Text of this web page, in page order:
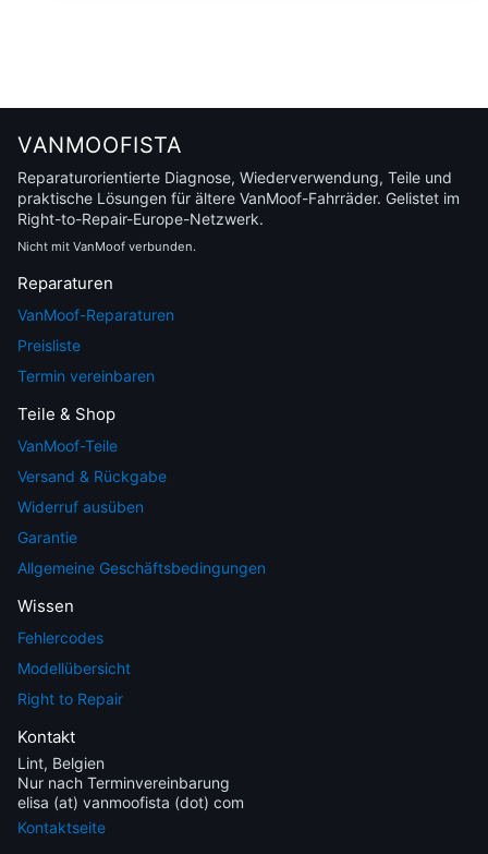
VANMOOFISTA
Reparaturorientierte Diagnose, Wiederverwendung, Teile und
praktische Lösungen für ältere VanMoof-Fahrräder. Gelistet im
Right-to-Repair-Europe-Netzwerk.
Nicht mit VanMoof verbunden.
Reparaturen
VanMoof-Reparaturen
Preisliste
Termin vereinbaren
Teile & Shop
VanMoof-Teile
Versand & Rückgabe
Widerruf ausüben
Garantie
Allgemeine Geschäftsbedingungen
Wissen
Fehlercodes
Modellübersicht
Right to Repair
Kontakt
Lint, Belgien
Nur nach Terminvereinbarung
elisa (at) vanmoofista (dot) com
Kontaktseite